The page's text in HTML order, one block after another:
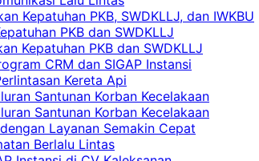
Kepatuhan PKB, SWDKLLJ, dan IWKBU
PKB dan SWDKLLJ
Kepatuhan PKB dan SWDKLLJ
CRM dan SIGAP Instansi
Kereta Api
Santunan Korban Kecelakaan
Santunan Korban Kecelakaan
Layanan Semakin Cepat
Berlalu Lintas